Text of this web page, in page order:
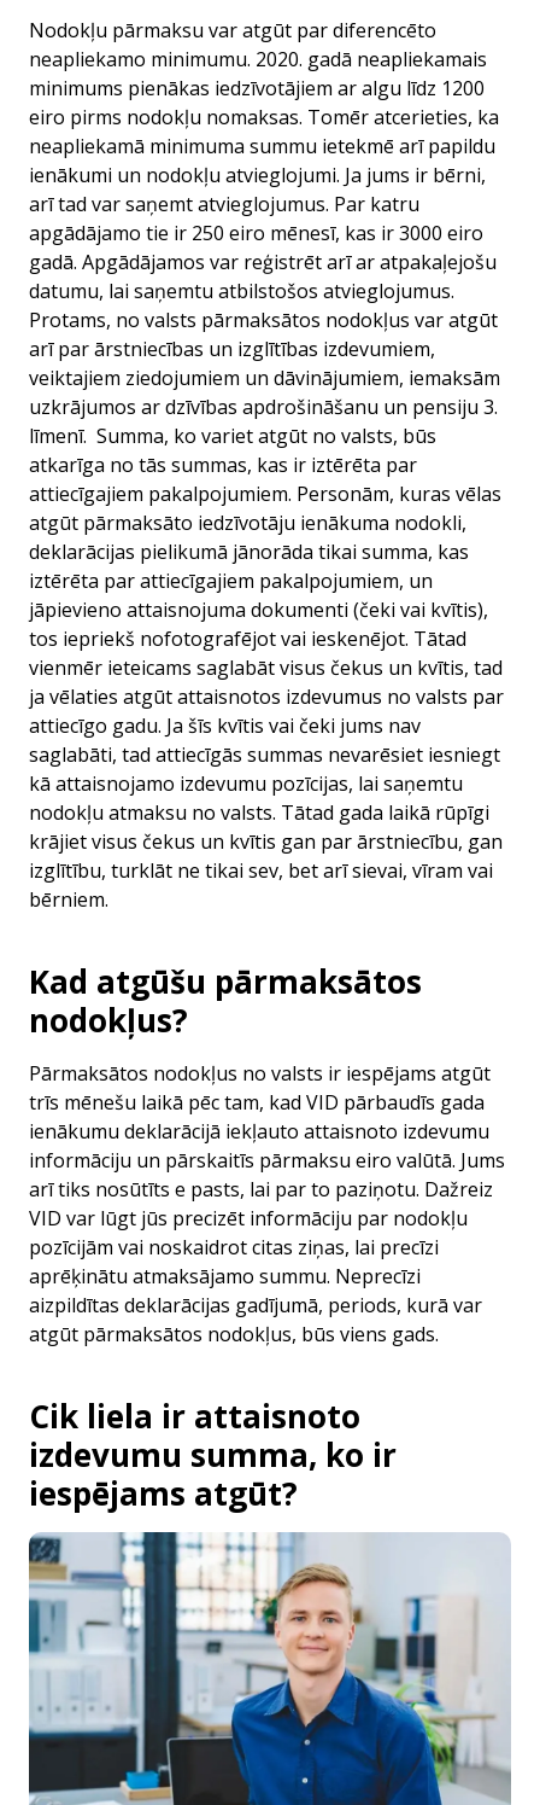
Nodokļu pārmaksu var atgūt par diferencēto
neapliekamo minimumu. 2020. gadā neapliekamais
minimums pienākas iedzīvotājiem ar algu līdz 1200
eiro pirms nodokļu nomaksas. Tomēr atcerieties, ka
neapliekamā minimuma summu ietekmē arī papildu
ienākumi un nodokļu atvieglojumi. Ja jums ir bērni,
arī tad var saņemt atvieglojumus. Par katru
apgādājamo tie ir 250 eiro mēnesī, kas ir 3000 eiro
gadā. Apgādājamos var reģistrēt arī ar atpakaļejošu
datumu, lai saņemtu atbilstošos atvieglojumus.
Protams, no valsts pārmaksātos nodokļus var atgūt
arī par ārstniecības un izglītības izdevumiem,
veiktajiem ziedojumiem un dāvinājumiem, iemaksām
uzkrājumos ar dzīvības apdrošināšanu un pensiju 3.
līmenī. Summa, ko variet atgūt no valsts, būs
atkarīga no tās summas, kas ir iztērēta par
attiecīgajiem pakalpojumiem. Personām, kuras vēlas
atgūt pārmaksāto iedzīvotāju ienākuma nodokli,
deklarācijas pielikumā jānorāda tikai summa, kas
iztērēta par attiecīgajiem pakalpojumiem, un
jāpievieno attaisnojuma dokumenti (čeki vai kvītis),
tos iepriekš nofotografējot vai ieskenējot. Tātad
vienmēr ieteicams saglabāt visus čekus un kvītis, tad
ja vēlaties atgūt attaisnotos izdevumus no valsts par
attiecīgo gadu. Ja šīs kvītis vai čeki jums nav
saglabāti, tad attiecīgās summas nevarēsiet iesniegt
kā attaisnojamo izdevumu pozīcijas, lai saņemtu
nodokļu atmaksu no valsts. Tātad gada laikā rūpīgi
krājiet visus čekus un kvītis gan par ārstniecību, gan
izglītību, turklāt ne tikai sev, bet arī sievai, vīram vai
bērniem.
Kad atgūšu pārmaksātos
nodokļus?
Pārmaksātos nodokļus no valsts ir iespējams atgūt
trīs mēnešu laikā pēc tam, kad VID pārbaudīs gada
ienākumu deklarācijā iekļauto attaisnoto izdevumu
informāciju un pārskaitīs pārmaksu eiro valūtā. Jums
arī tiks nosūtīts e pasts, lai par to paziņotu. Dažreiz
VID var lūgt jūs precizēt informāciju par nodokļu
pozīcijām vai noskaidrot citas ziņas, lai precīzi
aprēķinātu atmaksājamo summu. Neprecīzi
aizpildītas deklarācijas gadījumā, periods, kurā var
atgūt pārmaksātos nodokļus, būs viens gads.
Cik liela ir attaisnoto
izdevumu summa, ko ir
iespējams atgūt?